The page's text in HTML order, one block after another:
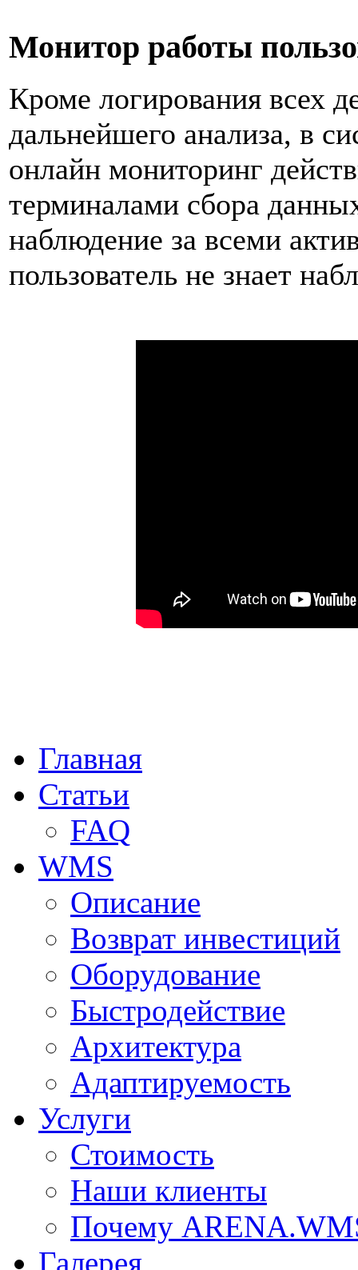
Монитор работы
Кроме логирования всех
дальнейшего анализа, в
онлайн мониторинг
терминалами сбора
наблюдение за всеми
пользователь не знает
Главная
Статьи
FAQ
WMS
Описание
Возврат инвестиций
Оборудование
Быстродействие
Архитектура
Адаптируемость
Услуги
Стоимость
Наши клиенты
Почему
Галерея